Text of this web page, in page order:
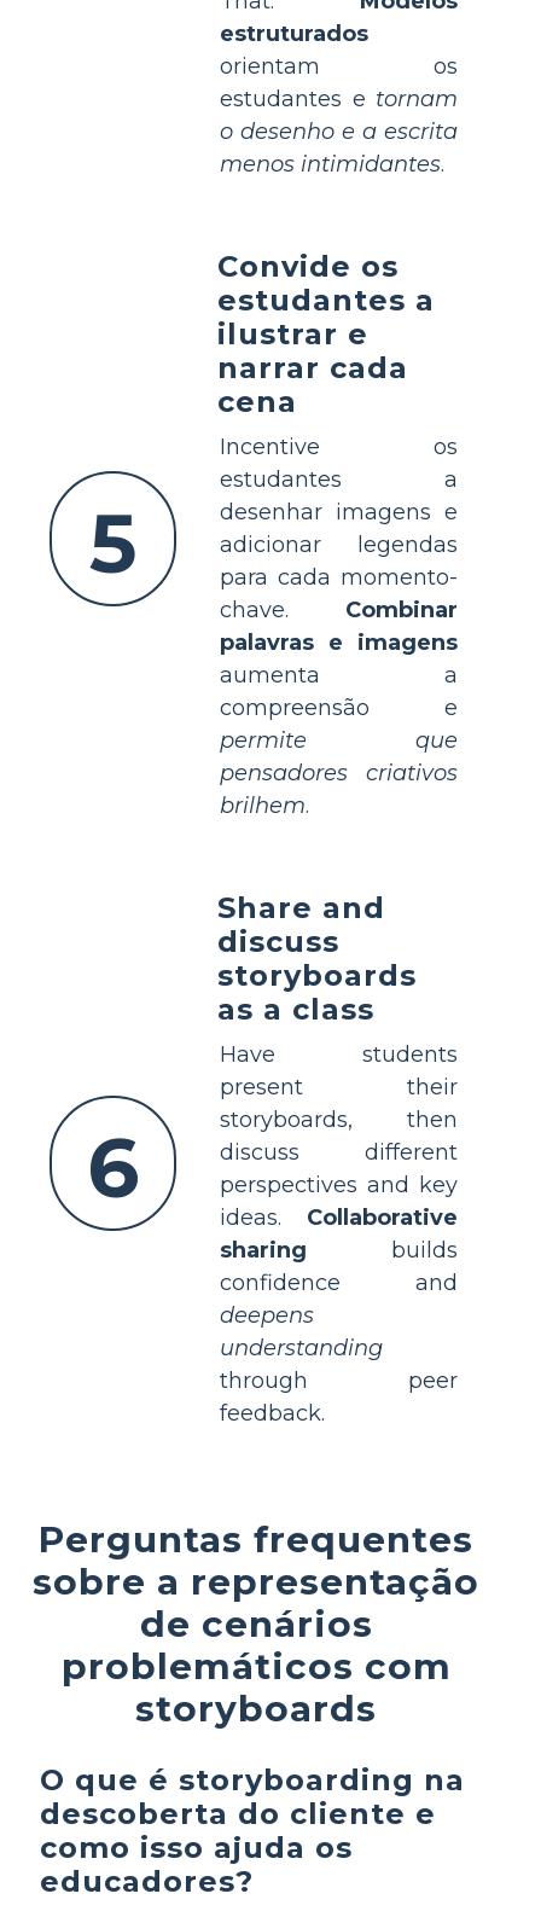
estruturados
orientam os
estudantes e tornam
o desenho e a escrita
menos intimidantes.
5
Convide os
estudantes a
ilustrar e
narrar cada
cena
Incentive os
estudantes a
desenhar imagens e
adicionar legendas
para cada momento-
chave. Combinar
palavras e imagens
aumenta a
compreensão e
permite que
pensadores criativos
brilhem.
6
Share and
discuss
storyboards
as a class
Have students
present their
storyboards, then
discuss different
perspectives and key
ideas. Collaborative
sharing builds
confidence and
deepens
understanding
through peer
feedback.
Perguntas frequentes
sobre a representação
de cenários
problemáticos com
storyboards
O que é storyboarding na
descoberta do cliente e
como isso ajuda os
educadores?